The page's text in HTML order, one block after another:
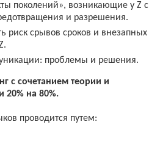
поколений», возникающие у Z c
и разрешения.
риск срывов сроков и внезапных
.
проблемы и решения.
с сочетанием теории и
20% на 80%.
проводится путем: